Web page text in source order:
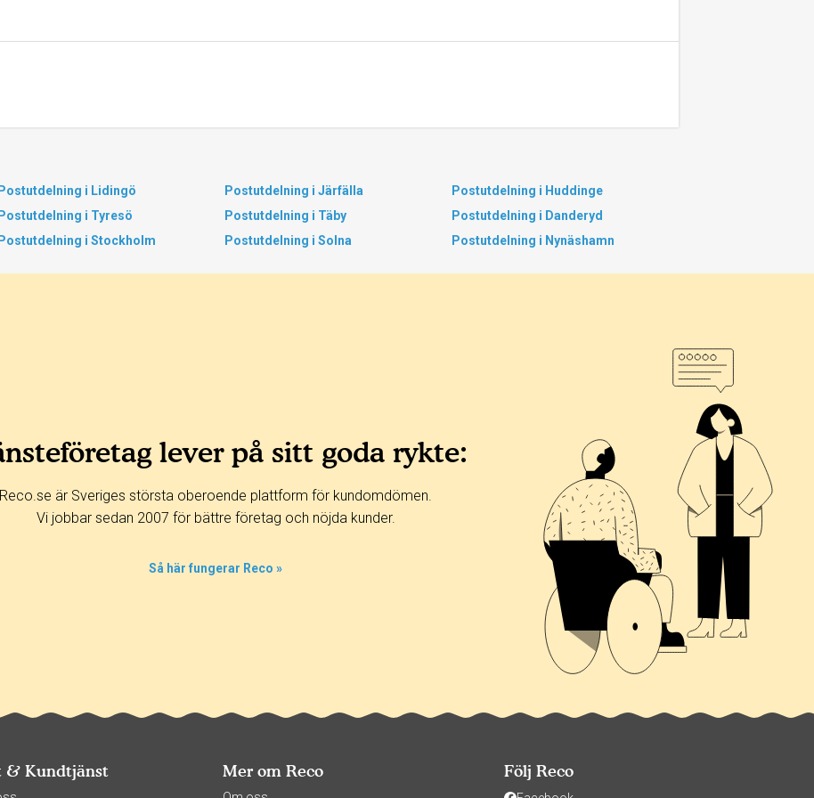
Postutdelning i Lidingö Postutdelning i Järfälla
Postutdelning i Huddinge
Postutdelning i Tyresö Postutdelning i Täby
Postutdelning i Danderyd
Postutdelning i Stockholm Postutdelning i Solna Postutdelning i Nynäshamn
lever på sitt goda rykte:
Reco.se är Sveriges största oberoende plattform för kundomdömen.
Vi jobbar sedan 2007 för bättre företag och nöjda kunder.
Så här fungerar Reco »
& Kundtjänst Mer om Reco Följ Reco